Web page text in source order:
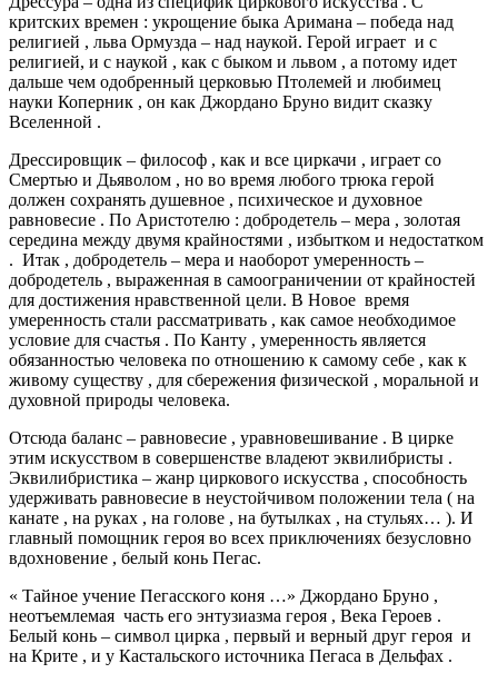
критских времен : укрощение быка Аримана – победа над
религией , льва Ормузда – над наукой. Герой играет и с
религией, и с наукой , как с быком и львом , а потому идет
дальше чем одобренный церковью Птолемей и любимец
науки Коперник , он как Джордано Бруно видит сказку
Вселенной .
Дрессировщик – философ , как и все циркачи , играет со
Смертью и Дьяволом , но во время любого трюка герой
должен сохранять душевное , психическое и духовное
равновесие . По Аристотелю : добродетель – мера , золотая
середина между двумя крайностями , избытком и недостатком
. Итак , добродетель – мера и наоборот умеренность –
добродетель , выраженная в самоограничении от крайностей
для достижения нравственной цели. В Новое время
умеренность стали рассматривать , как самое необходимое
условие для счастья . По Канту , умеренность является
обязанностью человека по отношению к самому себе , как к
живому существу , для сбережения физической , моральной и
духовной природы человека.
Отсюда баланс – равновесие , уравновешивание . В цирке
этим искусством в совершенстве владеют эквилибристы .
Эквилибристика – жанр циркового искусства , способность
удерживать равновесие в неустойчивом положении тела ( на
канате , на руках , на голове , на бутылках , на стульях… ). И
главный помощник героя во всех приключениях безусловно
вдохновение , белый конь Пегас.
« Тайное учение Пегасского коня …» Джордано Бруно ,
неотъемлемая часть его энтузиазма героя , Века Героев .
Белый конь – символ цирка , первый и верный друг героя и
на Крите , и у Кастальского источника Пегаса в Дельфах .